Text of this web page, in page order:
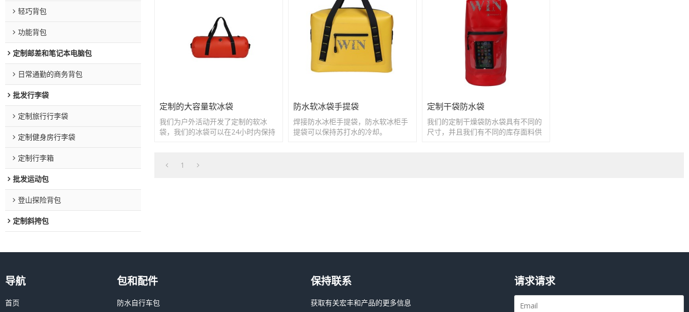
轻巧背包
功能背包
定制邮差和笔记本电脑包
日常通勤的商务背包
批发行李袋
定制旅行行李袋
定制健身房行李袋
定制行李箱
批发运动包
登山探险背包
定制斜挎包
定制的大容量软冰袋
我们为户外活动开发了定制的软冰
袋，我们的冰袋可以在24小时内保持
防水软冰袋手提袋
焊接防水冰柜手提袋，防水软冰柜手
提袋可以保持苏打水的冷却。
定制干袋防水袋
我们的定制干燥袋防水袋具有不同的
尺寸，并且我们有不同的库存面料供
1
导航
首页
包和配件
防水自行车包
保持联系
获取有关宏丰和产品的更多信息
请求请求